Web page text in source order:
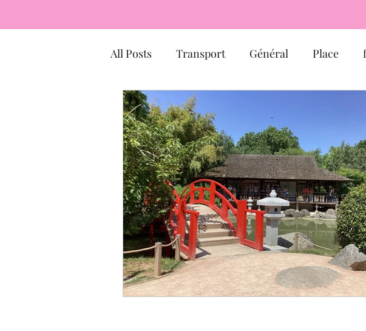
All Posts Transport Général Place
Hôtel particulier
politique Canal du Midi Jardin
créateur designer artisan Made in
Aéronautique religion Festival